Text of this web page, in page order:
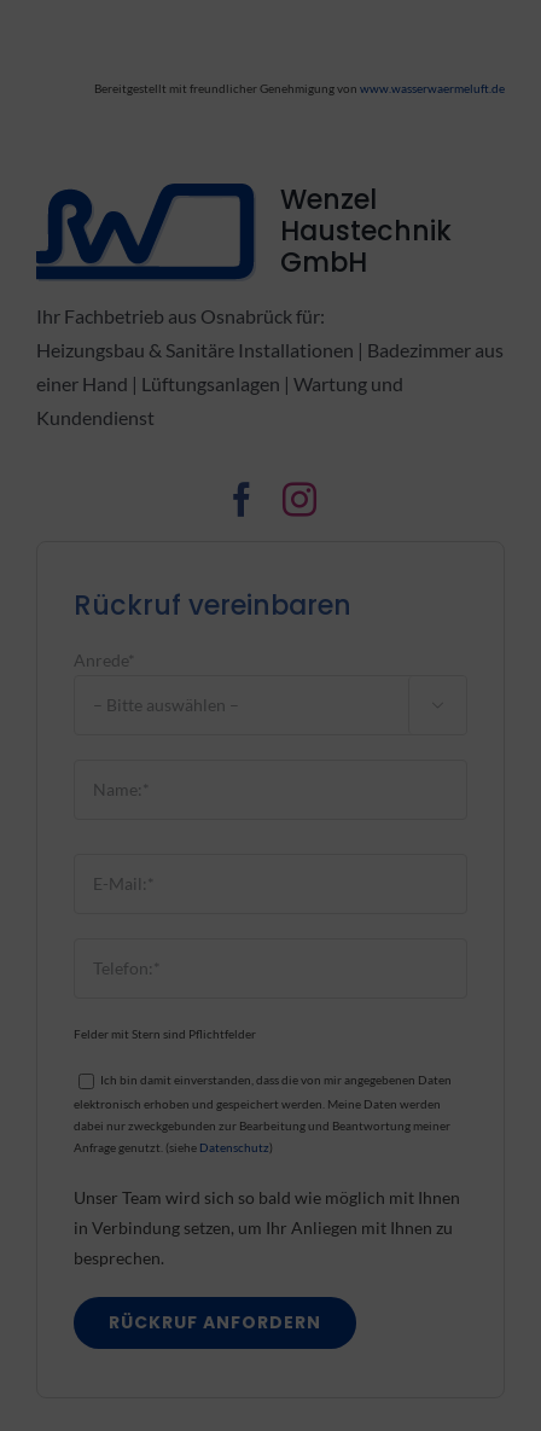
Bereitgestellt mit freundlicher Genehmigung vonwww.wasserwaermeluft.de
Wenzel
Haustechnik
GmbH
Ihr Fachbetrieb aus Osnabrück für:
Heizungsbau & Sanitäre Installationen | Badezimmer aus
einer Hand | Lüftungsanlagen | Wartung und
Kundendienst
Rückruf vereinbaren
Anrede*
Felder mit Stern sind Pflichtfelder
Ich bin damit einverstanden, dass die von mir angegebenen Daten
elektronisch erhoben und gespeichert werden. Meine Daten werden
dabei nur zweckgebunden zur Bearbeitung und Beantwortung meiner
Anfrage genutzt. (siehe Datenschutz)
Unser Team wird sich so bald wie möglich mit Ihnen
in Verbindung setzen, um Ihr Anliegen mit Ihnen zu
besprechen.